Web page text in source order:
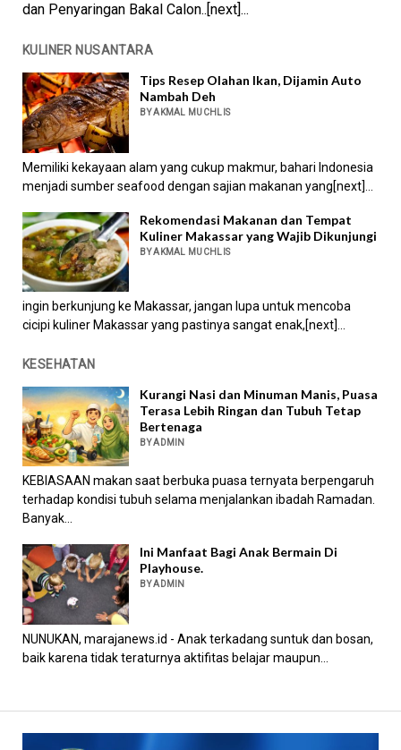
dan Penyaringan Bakal Calon..[next]...
KULINER NUSANTARA
Tips Resep Olahan Ikan, Dijamin Auto
Nambah Deh
BY AKMAL MUCHLIS
Memiliki kekayaan alam yang cukup makmur, bahari Indonesia
menjadi sumber seafood dengan sajian makanan yang[next]...
Rekomendasi Makanan dan Tempat
Kuliner Makassar yang Wajib Dikunjungi
BY AKMAL MUCHLIS
ingin berkunjung ke Makassar, jangan lupa untuk mencoba
cicipi kuliner Makassar yang pastinya sangat enak,[next]...
KESEHATAN
Kurangi Nasi dan Minuman Manis, Puasa
Terasa Lebih Ringan dan Tubuh Tetap
Bertenaga
BY ADMIN
KEBIASAAN makan saat berbuka puasa ternyata berpengaruh
terhadap kondisi tubuh selama menjalankan ibadah Ramadan.
Banyak...
Ini Manfaat Bagi Anak Bermain Di
Playhouse.
BY ADMIN
NUNUKAN, marajanews.id - Anak terkadang suntuk dan bosan,
baik karena tidak teraturnya aktifitas belajar maupun...